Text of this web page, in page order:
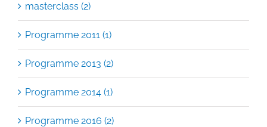
masterclass (2)
Programme 2011 (1)
Programme 2013 (2)
Programme 2014 (1)
Programme 2016 (2)